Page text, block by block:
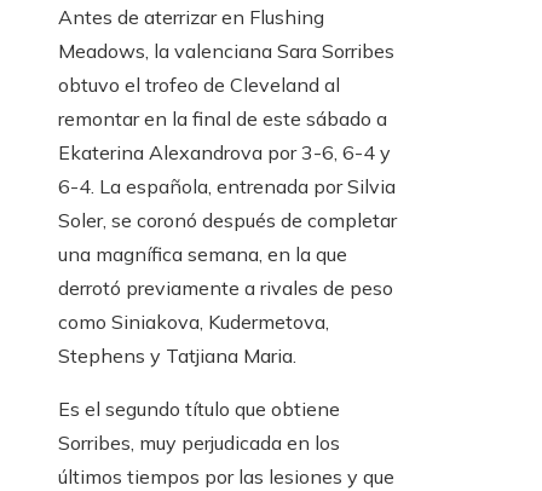
Antes de aterrizar en Flushing
Meadows, la valenciana Sara Sorribes
obtuvo el trofeo de Cleveland al
remontar en la final de este sábado a
Ekaterina Alexandrova por 3-6, 6-4 y
6-4. La española, entrenada por Silvia
Soler, se coronó después de completar
una magnífica semana, en la que
derrotó previamente a rivales de peso
como Siniakova, Kudermetova,
Stephens y Tatjiana Maria.
Es el segundo título que obtiene
Sorribes, muy perjudicada en los
últimos tiempos por las lesiones y que